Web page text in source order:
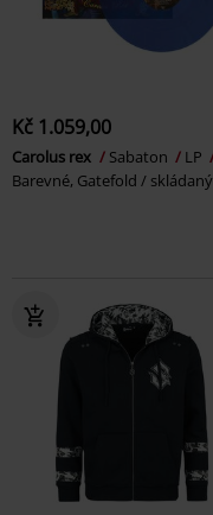
Kč 1.059,00
Carolus rex Sabaton
LP
Barevné, Gatefold / skládaný